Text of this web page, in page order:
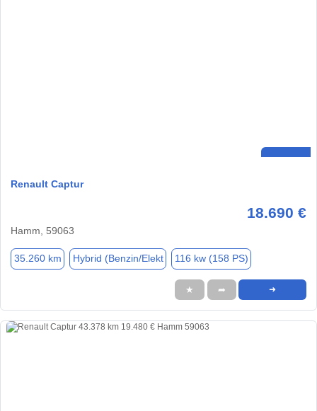
Renault Captur
18.690 €
Hamm, 59063
35.260 km Hybrid (Benzin/Elekt 116 kw (158 PS)
★ ➦ ➜